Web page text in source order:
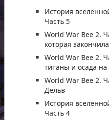
История
Часть 5
World War Bee 2.
которая
World War Bee 2.
титаны и осада
World War Bee 2.
Дельв
История
Часть 4